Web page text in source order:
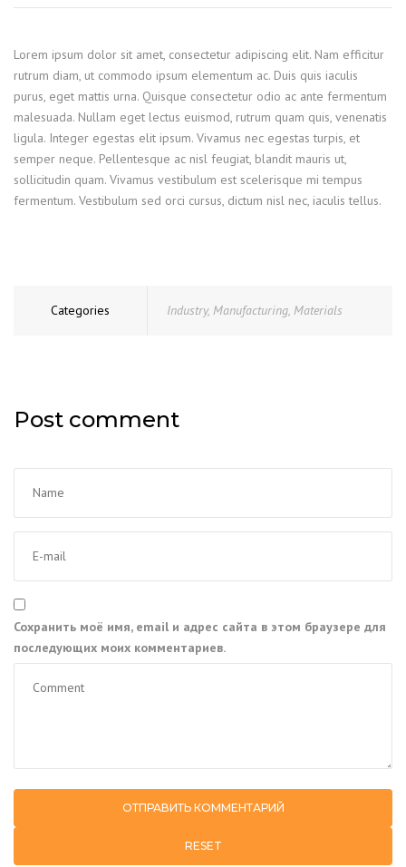
Lorem ipsum dolor sit amet, consectetur adipiscing elit. Nam efficitur
rutrum diam, ut commodo ipsum elementum ac. Duis quis iaculis
purus, eget mattis urna. Quisque consectetur odio ac ante fermentum
malesuada. Nullam eget lectus euismod, rutrum quam quis, venenatis
ligula. Integer egestas elit ipsum. Vivamus nec egestas turpis, et
semper neque. Pellentesque ac nisl feugiat, blandit mauris ut,
sollicitudin quam. Vivamus vestibulum est scelerisque mi tempus
fermentum. Vestibulum sed orci cursus, dictum nisl nec, iaculis tellus.
Categories Industry, Manufacturing, Materials
Post comment
Сохранить моё имя, email и адрес сайта в этом браузере для
последующих моих комментариев.
RESET